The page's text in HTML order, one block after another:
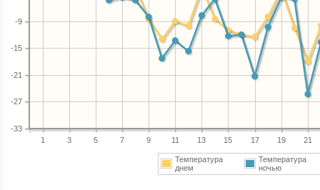
1 3 5 7 9 11 13 15 17 19 21
-33
-27
-21
-15
-9
Температура
днем
Температура
ночью